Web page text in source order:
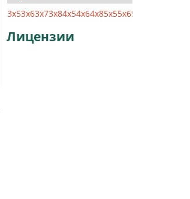
3x53x63x73x84x54x64x85x55x65x8
Лицензии